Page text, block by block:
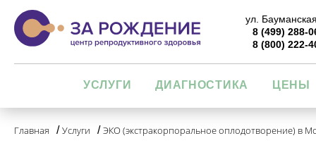
ул.
8 (499) 288-
8 (800) 222-
УСЛУГИ ДИАГНОСТИКА ЦЕНЫ
Главная /Услуги /ЭКО (экстракорпоральное оплодотворение) в